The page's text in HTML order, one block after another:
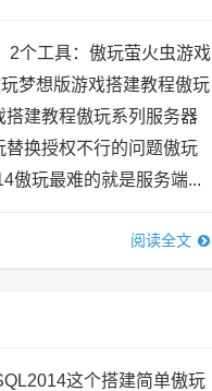
2个工具：傲玩萤火虫游戏
梦想版游戏搭建教程傲玩
建教程傲玩系列服务器
换授权不行的问题傲玩
傲玩最难的就是服务端...
阅读全文
这个搭建简单傲玩